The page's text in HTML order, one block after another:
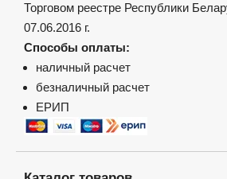
Торговом реестре Республики
07.06.2016 г.
Способы оплаты:
наличный расчет
безналичный расчет
ЕРИП